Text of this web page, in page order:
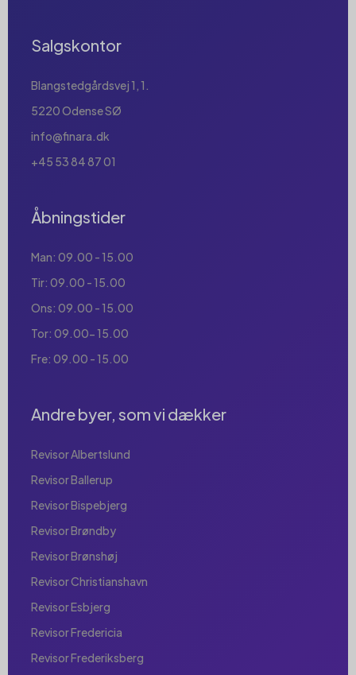
Salgskontor
Blangstedgårdsvej 1, 1.
5220 Odense SØ
info@finara.dk
+45 53 84 87 01
Åbningstider
Man: 09.00 - 15.00
Tir: 09.00 - 15.00
Ons: 09.00 - 15.00
Tor: 09.00- 15.00
Fre: 09.00 - 15.00
Andre byer, som vi dækker
Revisor Albertslund
Revisor Ballerup
Revisor Bispebjerg
Revisor Brøndby
Revisor Brønshøj
Revisor Christianshavn
Revisor Esbjerg
Revisor Fredericia
Revisor Frederiksberg